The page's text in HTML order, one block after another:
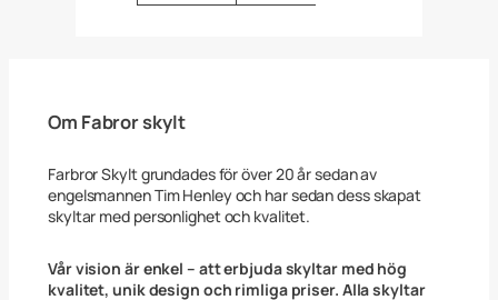
L
k
a
d
B
a
Om Fabror skylt
Farbror Skylt grundades för över 20 år sedan av
engelsmannen Tim Henley och har sedan dess skapat
skyltar med personlighet och kvalitet.
Vår vision är enkel – att erbjuda skyltar med hög
kvalitet, unik design och rimliga priser. Alla skyltar